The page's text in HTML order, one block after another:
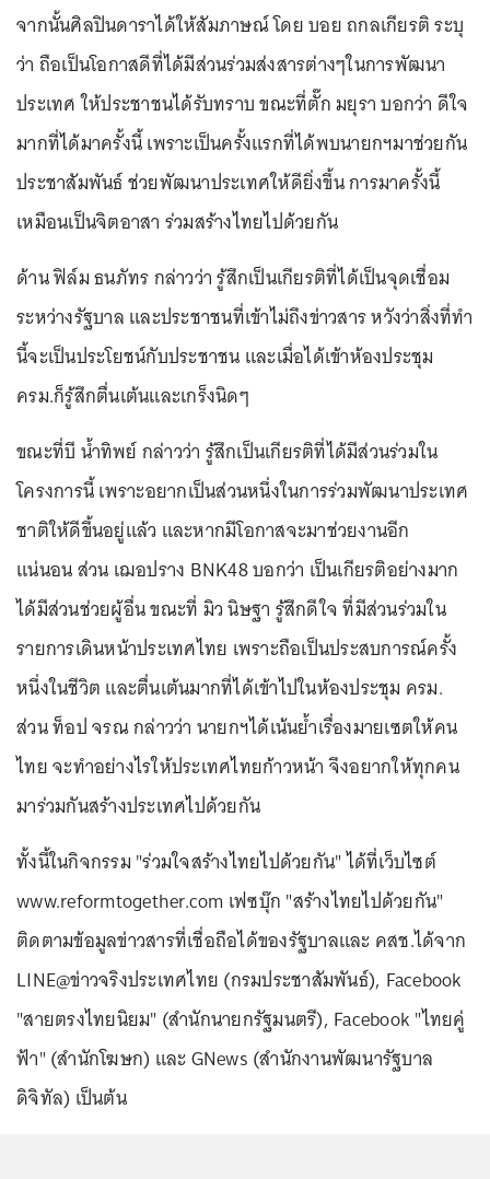
จากนั้นศิลปินดาราได้ให้สัมภาษณ์ โดย บอย ถกลเกียรติ ระบุ
ว่า ถือเป็นโอกาสดีที่ได้มีส่วนร่วมส่งสารต่างๆในการพัฒนา
ประเทศ ให้ประชาชนได้รับทราบ ขณะที่ตั๊ก มยุรา บอกว่า ดีใจ
มากที่ได้มาครั้งนี้ เพราะเป็นครั้งแรกที่ได้พบนายกฯมาช่วยกัน
ประชาสัมพันธ์ ช่วยพัฒนาประเทศให้ดียิ่งขึ้น การมาครั้งนี้
เหมือนเป็นจิตอาสา ร่วมสร้างไทยไปด้วยกัน
ด้าน ฟิล์ม ธนภัทร กล่าวว่า รู้สึกเป็นเกียรติที่ได้เป็นจุดเชื่อม
ระหว่างรัฐบาล และประชาชนที่เข้าไม่ถึงข่าวสาร หวังว่าสิ่งที่ทำ
นี้จะเป็นประโยชน์กับประชาชน และเมื่อได้เข้าห้องประชุม
ครม.ก็รู้สึกตื่นเต้นและเกร็งนิดๆ
ขณะที่บี น้ำทิพย์ กล่าวว่า รู้สึกเป็นเกียรติที่ได้มีส่วนร่วมใน
โครงการนี้ เพราะอยากเป็นส่วนหนึ่งในการร่วมพัฒนาประเทศ
ชาติให้ดีขึ้นอยู่แล้ว และหากมีโอกาสจะมาช่วยงานอีก
แน่นอน ส่วน เฌอปราง BNK48 บอกว่า เป็นเกียรติอย่างมาก
ได้มีส่วนช่วยผู้อื่น ขณะที่ มิว นิษฐา รู้สึกดีใจ ที่มีส่วนร่วมใน
รายการเดินหน้าประเทศไทย เพราะถือเป็นประสบการณ์ครั้ง
หนึ่งในชีวิต และตื่นเต้นมากที่ได้เข้าไปในห้องประชุม ครม.
ส่วน ท็อป จรณ กล่าวว่า นายกฯได้เน้นย้ำเรื่องมายเซตให้คน
ไทย จะทำอย่างไรให้ประเทศไทยก้าวหน้า จึงอยากให้ทุกคน
มาร่วมกันสร้างประเทศไปด้วยกัน
ทั้งนี้ในกิจกรรม "ร่วมใจสร้างไทยไปด้วยกัน" ได้ที่เว็บไซต์
www.reformtogether.com เฟซบุ๊ก "สร้างไทยไปด้วยกัน"
ติดตามข้อมูลข่าวสารที่เชื่อถือได้ของรัฐบาลและ คสช.ได้จาก
LINE@ข่าวจริงประเทศไทย (กรมประชาสัมพันธ์), Facebook
"สายตรงไทยนิยม" (สำนักนายกรัฐมนตรี), Facebook "ไทยคู่
ฟ้า" (สำนักโฆษก) และ GNews (สำนักงานพัฒนารัฐบาล
ดิจิทัล) เป็นต้น